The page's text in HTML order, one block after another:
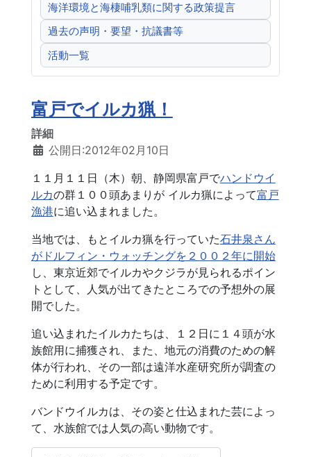
海洋環境と海棲哺乳類に関する政策提言
過去の声明・要望・抗議書等
活動一覧
富戸でイルカ猟！
詳細
公開日:2012年02月10日
１１月１１日（木）朝、静岡県富戸でハンドウイ
ルカの群１００頭あまりが イルカ猟によって富戸
漁港に追い込まれました。
当地では、もとイルカ猟を行っていた石井泉さん
がドルフィン・ウォッチングを２００２年に開始
し、東京近郊でイルカやクジラが見られるポイン
トとして、人気が出てきたところでの予想外の展
開でした。
追い込まれたイルカたちは、１２日に１４頭が水
族館用に捕獲され、また、地元の消費のための解
体が行われ、その一部は遠洋水産研究所が調査の
ために利用する予定です。
バンドウイルカは、その姿と仕込まれた芸によっ
て、水族館では人気の高い動物です。